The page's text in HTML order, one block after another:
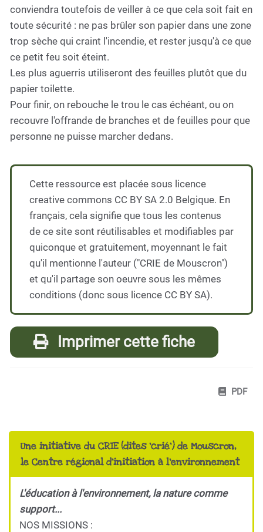
conviendra toutefois de veiller à ce que cela soit fait en
toute sécurité : ne pas brûler son papier dans une zone
trop sèche qui craint l'incendie, et rester jusqu'à ce que
ce petit feu soit éteint.
Les plus aguerris utiliseront des feuilles plutôt que du
papier toilette.
Pour finir, on rebouche le trou le cas échéant, ou on
recouvre l'offrande de branches et de feuilles pour que
personne ne puisse marcher dedans.
Cette ressource est placée sous licence
creative commons CC BY SA 2.0 Belgique. En
français, cela signifie que tous les contenus
de ce site sont réutilisables et modifiables par
quiconque et gratuitement, moyennant le fait
qu'il mentionne l'auteur ("CRIE de Mouscron")
et qu'il partage son oeuvre sous les mêmes
conditions (donc sous licence CC BY SA).
Imprimer cette fiche
PDF
Une initiative du CRIE (dites 'crié') de Mouscron,
le Centre régional d'initiation à l'environnement
L'éducation à l'environnement, la nature comme
support...
NOS MISSIONS :